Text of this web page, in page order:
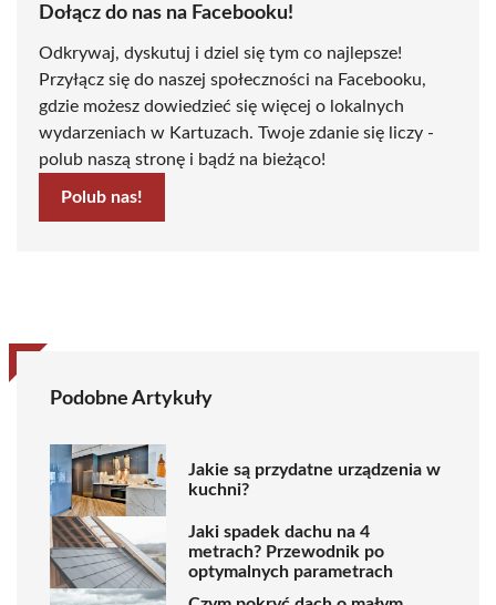
Dołącz do nas na Facebooku!
Odkrywaj, dyskutuj i dziel się tym co najlepsze!
Przyłącz się do naszej społeczności na Facebooku,
gdzie możesz dowiedzieć się więcej o lokalnych
wydarzeniach w Kartuzach. Twoje zdanie się liczy -
polub naszą stronę i bądź na bieżąco!
Polub nas!
Podobne Artykuły
Jakie są przydatne urządzenia w
kuchni?
Jaki spadek dachu na 4
metrach? Przewodnik po
optymalnych parametrach